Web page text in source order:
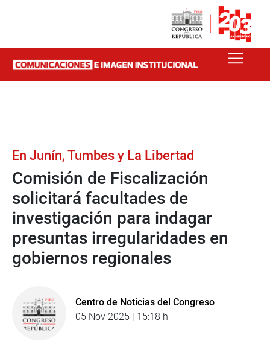
En Junín, Tumbes y La Libertad
Comisión de Fiscalización
solicitará facultades de
investigación para indagar
presuntas irregularidades en
gobiernos regionales
Centro de Noticias del Congreso
05 Nov 2025 | 15:18 h